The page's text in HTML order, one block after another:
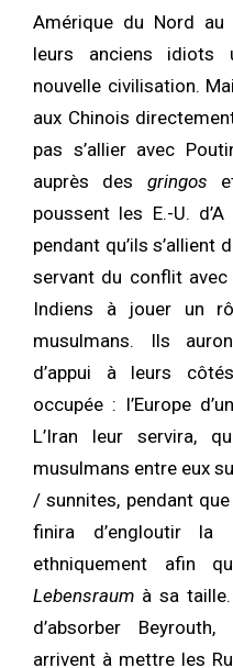
Amérique du Nord au
leurs anciens idiots
nouvelle civilisation.
aux Chinois
pas s’allier avec
auprès des gringos
poussent les E.-U.
pendant qu’ils s’allient
servant du conflit
Indiens à jouer un
musulmans. Ils
d’appui à leurs
occupée : l’Europe
L’Iran leur servira,
musulmans entre eux
/ sunnites, pendant
finira d’engloutir la
ethniquement afin
Lebensraum à sa
d’absorber
arrivent à mettre les